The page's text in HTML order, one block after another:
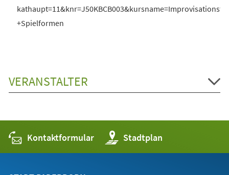
+Spielformen
VERANSTALTER
Kontaktformular Stadtplan
(Öffnet
in
einem